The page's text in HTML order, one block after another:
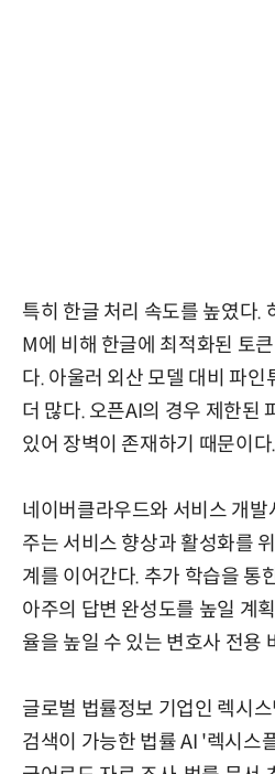
특히 한글 처리 속도를 높였다.
M에 비해 한글에 최적화된 토
다. 아울러 외산 모델 대비 파
더 많다. 오픈AI의 경우 제한된
있어 장벽이 존재하기 때문이다.
네이버클라우드와 서비스 개
주는 서비스 향상과 활성화를
계를 이어간다. 추가 학습을 통
아주의 답변 완성도를 높일 계
율을 높일 수 있는 변호사 전용
글로벌 법률정보 기업인 렉시
검색이 가능한 법률 AI '렉시스